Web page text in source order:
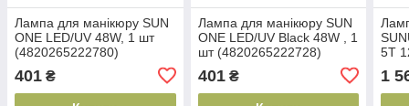
Лампа для манікюру SUN
ONE LED/UV 48W, 1 шт
(4820265222780)
401 ₴
Лампа для манікюру SUN
ONE LED/UV Black 48W , 1
шт (4820265222728)
401₴
5T
1